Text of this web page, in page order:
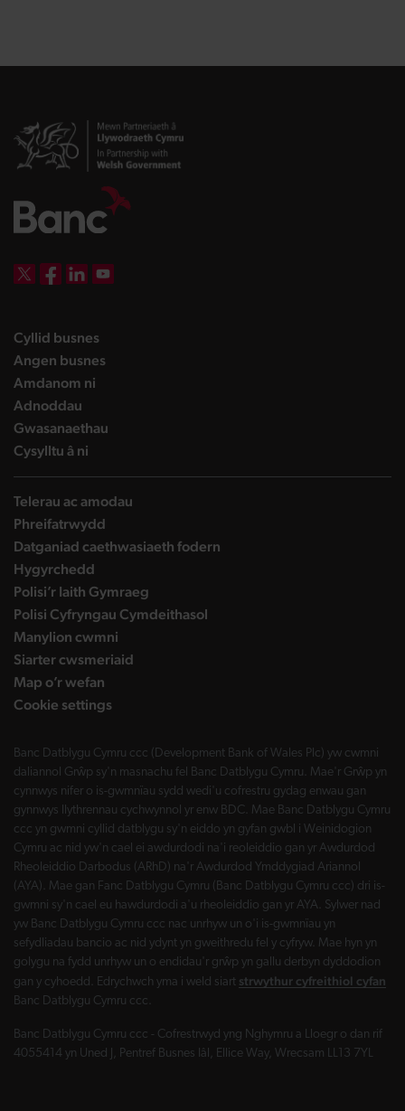
Cyllid busneslanding page
Angen busneslanding page
Amdanom ni
Adnoddau
Gwasanaethau
Cysylltu â ni
Telerau ac amodau
Phreifatrwydd
Datganiad caethwasiaeth fodern
Hygyrchedd
Polisi’r Iaith Gymraeg
Polisi Cyfryngau Cymdeithasol
Manylion cwmni
Siarter cwsmeriaid
Map o’r wefan
Cookie settings
Banc Datblygu Cymru ccc (Development Bank of Wales Plc) yw cwmni
daliannol Grŵp sy'n masnachu fel Banc Datblygu Cymru. Mae'r Grŵp yn
cynnwys nifer o is-gwmnïau sydd wedi'u cofrestru gydag enwau gan
gynnwys llythrennau cychwynnol yr enw BDC. Mae Banc Datblygu Cymru
ccc yn gwmni cyllid datblygu sy'n eiddo yn gyfan gwbl i Weinidogion
Cymru ac nid yw'n cael ei awdurdodi na'i reoleiddio gan yr Awdurdod
Rheoleiddio Darbodus (ARhD) na'r Awdurdod Ymddygiad Ariannol
(AYA). Mae gan Fanc Datblygu Cymru (Banc Datblygu Cymru ccc) dri is-
gwmni sy'n cael eu hawdurdodi a'u rheoleiddio gan yr AYA. Sylwer nad
yw Banc Datblygu Cymru ccc nac unrhyw un o'i is-gwmnïau yn
sefydliadau bancio ac nid ydynt yn gweithredu fel y cyfryw. Mae hyn yn
golygu na fydd unrhyw un o endidau'r grŵp yn gallu derbyn dyddodion
gan y cyhoedd. Edrychwch yma i weld siart strwythur cyfreithiol cyfan
Banc Datblygu Cymru ccc.
Banc Datblygu Cymru ccc - Cofrestrwyd yng Nghymru a Lloegr o dan rif
4055414 yn Uned J, Pentref Busnes Iâl, Ellice Way, Wrecsam LL13 7YL